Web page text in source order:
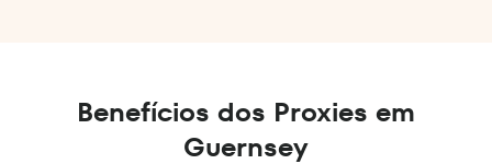
Benefícios dos Proxies em
Guernsey